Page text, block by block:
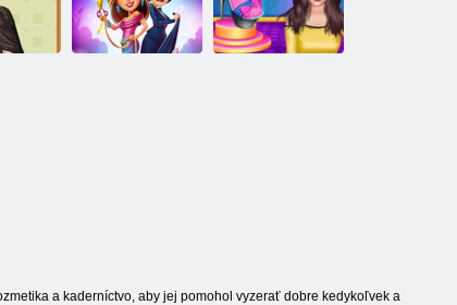
4 obrázky 1
slovo
a kaderníctvo, aby jej pomohol vyzerať dobre kedykoľvek a